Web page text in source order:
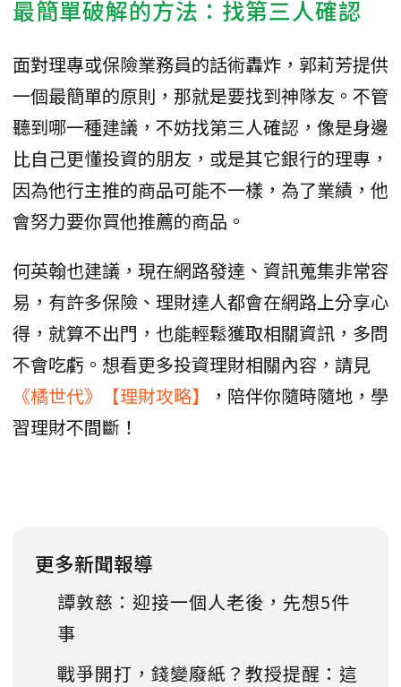
最簡單破解的方法：找第三人確認
面對理專或保險業務員的話術轟炸，郭莉芳提供
一個最簡單的原則，那就是要找到神隊友。不管
聽到哪一種建議，不妨找第三人確認，像是身邊
比自己更懂投資的朋友，或是其它銀行的理專，
因為他行主推的商品可能不一樣，為了業績，他
會努力要你買他推薦的商品。
何英翰也建議，現在網路發達、資訊蒐集非常容
易，有許多保險、理財達人都會在網路上分享心
得，就算不出門，也能輕鬆獲取相關資訊，多問
不會吃虧。想看更多投資理財相關內容，請見
《橘世代》【理財攻略】
，陪伴你隨時隨地，學
習理財不間斷！
更多新聞報導
譚敦慈：迎接一個人老後，先想5件
事
戰爭開打，錢變廢紙？教授提醒：這